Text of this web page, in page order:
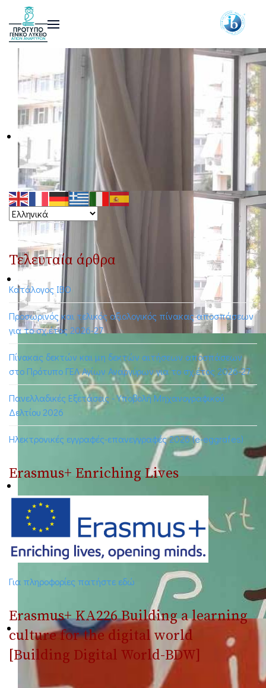
Τελευταία άρθρα
Κατάλογος ΙΒΟ
Προσωρινός και τελικός αξιολογικός πίνακας αποσπάσεων
για το σχ.έτος 2026-27
Πίνακας δεκτών και μη δεκτών αιτήσεων αποσπάσεων
στο Πρότυπο ΓΕΛ Αγίων Αναργύρων για το σχ.έτος 2026-27
Πανελλαδικές Εξετάσεις - Υποβολή Μηχανογραφικού
Δελτίου 2026
Ηλεκτρονικές εγγραφές-επανεγγραφές 2026 (e-eggrafes)
Erasmus+ Enriching Lives
Για πληροφορίες πατήστε εδώ
Erasmus+ ΚΑ226 Building a learning
culture for the digital world
[Building Digital World-BDW]